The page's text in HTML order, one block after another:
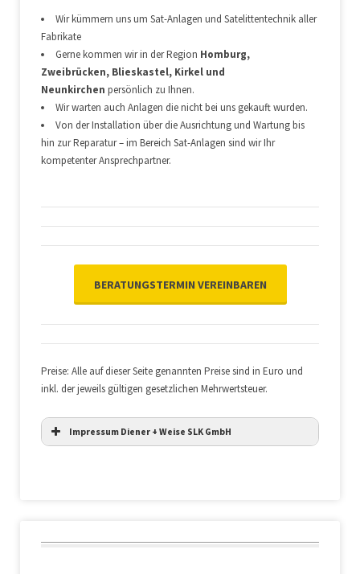
Wir kümmern uns um Sat-Anlagen und Satelittentechnik aller
Fabrikate
Gerne kommen wir in der Region Homburg,
Zweibrücken, Blieskastel, Kirkel und
Neunkirchen persönlich zu Ihnen.
Wir warten auch Anlagen die nicht bei uns gekauft wurden.
Von der Installation über die Ausrichtung und Wartung bis
hin zur Reparatur – im Bereich Sat-Anlagen sind wir Ihr
kompetenter Ansprechpartner.
BERATUNGSTERMIN VEREINBAREN
Preise: Alle auf dieser Seite genannten Preise sind in Euro und
inkl. der jeweils gültigen gesetzlichen Mehrwertsteuer.
Impressum Diener + Weise SLK GmbH